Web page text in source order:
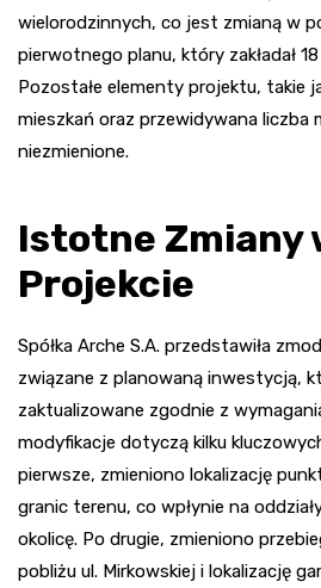
wielorodzinnych, co jest zmianą w
pierwotnego planu, który zakładał
Pozostałe elementy projektu, takie
mieszkań oraz przewidywana liczba
niezmienione.
Istotne Zmiany
Projekcie
Spółka Arche S.A. przedstawiła
związane z planowaną inwestycją,
zaktualizowane zgodnie z
modyfikacje dotyczą kilku
pierwsze, zmieniono lokalizację
granic terenu, co wpłynie na
okolicę. Po drugie, zmieniono
pobliżu ul. Mirkowskiej i lokalizację